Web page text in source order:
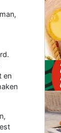
en